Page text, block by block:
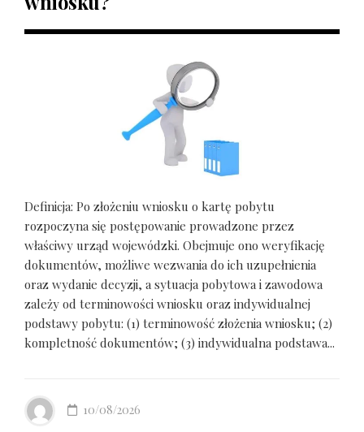
Definicja: Po złożeniu wniosku o kartę pobytu
rozpoczyna się postępowanie prowadzone przez
właściwy urząd wojewódzki. Obejmuje ono weryfikację
dokumentów, możliwe wezwania do ich uzupełnienia
oraz wydanie decyzji, a sytuacja pobytowa i zawodowa
zależy od terminowości wniosku oraz indywidualnej
podstawy pobytu: (1) terminowość złożenia wniosku; (2)
kompletność dokumentów; (3) indywidualna podstawa...
10/08/2026